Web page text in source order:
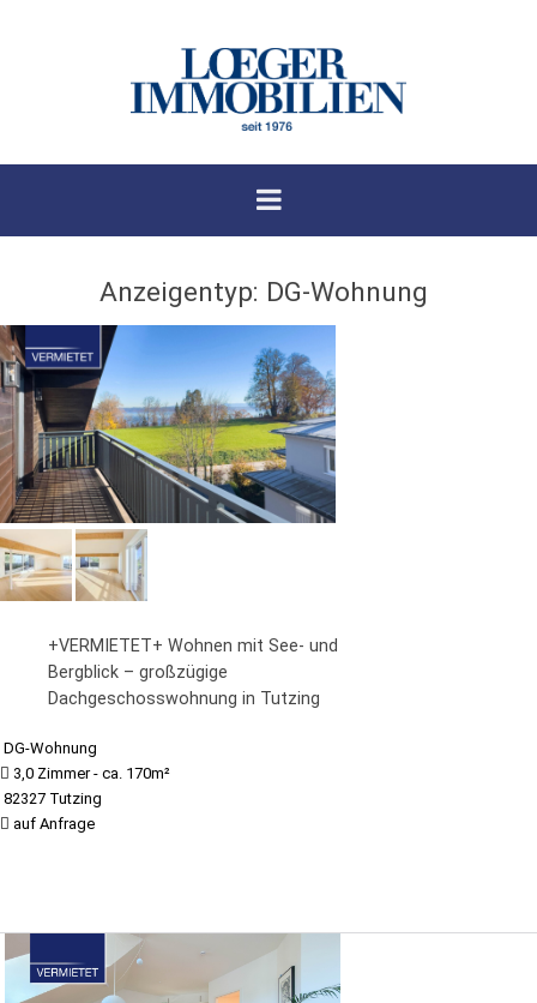
Anzeigentyp: DG-Wohnung
+VERMIETET+ Wohnen mit See- und
Bergblick – großzügige
Dachgeschosswohnung in Tutzing
DG-Wohnung
3,0 Zimmer - ca. 170m²
82327 Tutzing
auf Anfrage